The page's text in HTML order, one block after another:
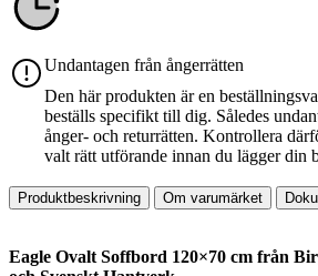
Undantagen från ångerrätten
Den här produkten är en
beställs specifikt till dig. Således
ånger- och returrätten. Kontrollera
valt rätt utförande innan du lägger din
Produktbeskrivning Om varumärket
Eagle Ovalt Soffbord 120×70 cm från